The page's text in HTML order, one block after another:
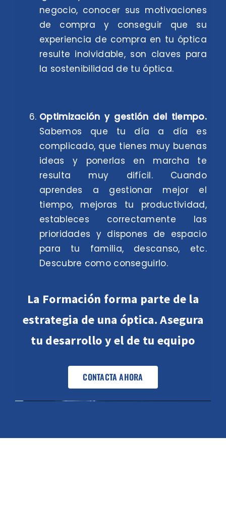
negocio, conocer sus motivaciones
de compra y conseguir que su
experiencia de compra en tu óptica
resulte inolvidable, son claves para
la sostenibilidad de tu óptica.
Optimización y gestión del tiempo.
Sabemos que tu día a día es
complicado, que tienes muy buenas
ideas y ponerlas en marcha te
resulta muy difícil. Cuando
aprendes a gestionar mejor el
tiempo, mejoras tu productividad,
estableces correctamente las
prioridades y dispones de espacio
para tu familia, descanso, etc.
Descubre como conseguirlo.
La Formación forma parte de la
estrategia de una óptica. Asegura
tu desarrollo y el de tu equipo
CONTACTA AHORA